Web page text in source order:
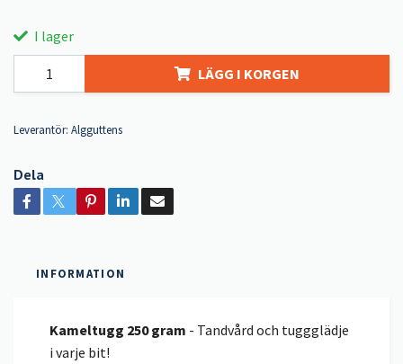
I lager
LÄGG I KORGEN
Leverantör: Algguttens
Dela
INFORMATION
Kameltugg 250 gram - Tandvård och tuggglädje
i varje bit!